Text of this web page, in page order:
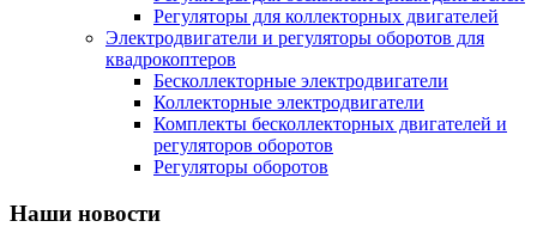
Регуляторы для коллекторных двигателей
Электродвигатели и регуляторы оборотов для
квадрокоптеров
Бесколлекторные электродвигатели
Коллекторные электродвигатели
Комплекты бесколлекторных двигателей и
регуляторов оборотов
Регуляторы оборотов
Наши новости